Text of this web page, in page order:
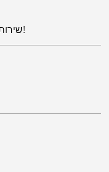
שירות מעולה, ממליצה בחום!